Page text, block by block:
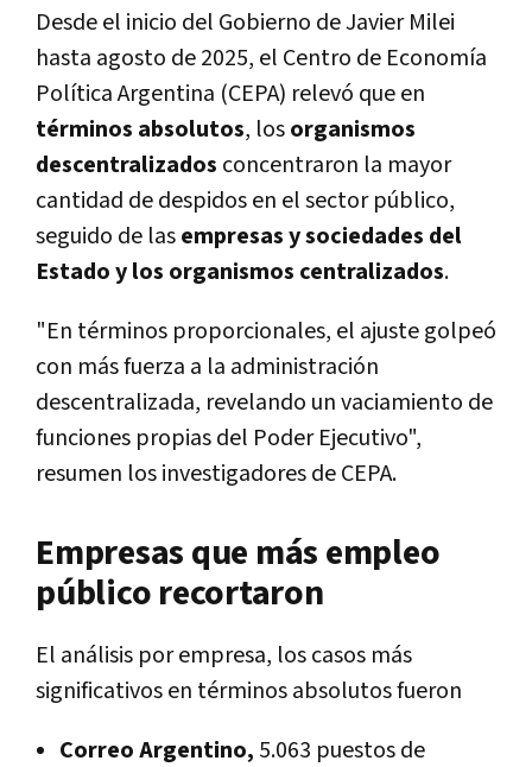
Desde el inicio del Gobierno de Javier Milei
hasta agosto de 2025, el Centro de Economía
Política Argentina (CEPA) relevó que en
términos absolutos, losorganismos
descentralizados concentraron la mayor
cantidad de despidos en el sector público,
seguido de lasempresas y sociedades del
Estado y los organismos centralizados.
"En términos proporcionales, el ajuste golpeó
con más fuerza a la administración
descentralizada, revelando un vaciamiento de
funciones propias del Poder Ejecutivo",
resumen los investigadores de CEPA.
Empresas que más empleo
público recortaron
El análisis por empresa, los casos más
significativos en términos absolutos fueron
Correo Argentino, 5.063 puestos de